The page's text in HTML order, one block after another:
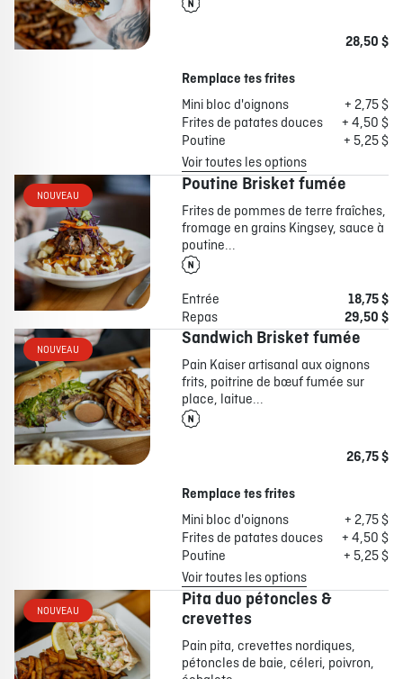
28,50 $
Remplace tes frites
Mini bloc d'oignons
+ 2,75 $
Frites de patates douces
+ 4,50 $
Poutine
+ 5,25 $
Voir toutes les options
NOUVEAU
Poutine Brisket fumée
Frites de pommes de terre fraîches,
fromage en grains Kingsey, sauce à
poutine...
Entrée
18,75 $
Repas
29,50 $
NOUVEAU
Sandwich Brisket fumée
Pain Kaiser artisanal aux oignons
frits, poitrine de bœuf fumée sur
place, laitue...
26,75 $
Remplace tes frites
Mini bloc d'oignons
+ 2,75 $
Frites de patates douces
+ 4,50 $
Poutine
+ 5,25 $
Voir toutes les options
NOUVEAU
Pita duo pétoncles &
crevettes
Pain pita, crevettes nordiques,
pétoncles de baie, céleri, poivron,